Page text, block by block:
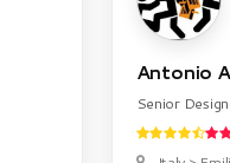
Antonio
Senior